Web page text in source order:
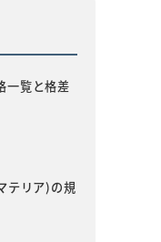
一覧と格差
テリア)の規